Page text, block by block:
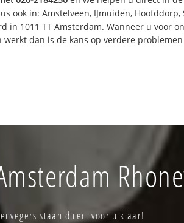
ook in: Amstelveen, IJmuiden, Hoofddorp,
in 1011 TT Amsterdam. Wanneer u voor
werkt dan is de kans op verdere
staan direct voor u klaar!